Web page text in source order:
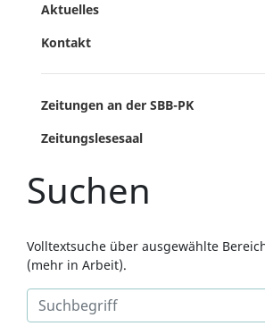
Aktuelles
Kontakt
Zeitungen an der SBB-PK
Zeitungslesesaal
Suchen
Volltextsuche über ausgewählte
(mehr in Arbeit).